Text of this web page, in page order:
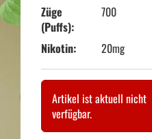
Züge
(Puffs):
700
Nikotin: 20mg
Artikel ist aktuell nicht
verfügbar.